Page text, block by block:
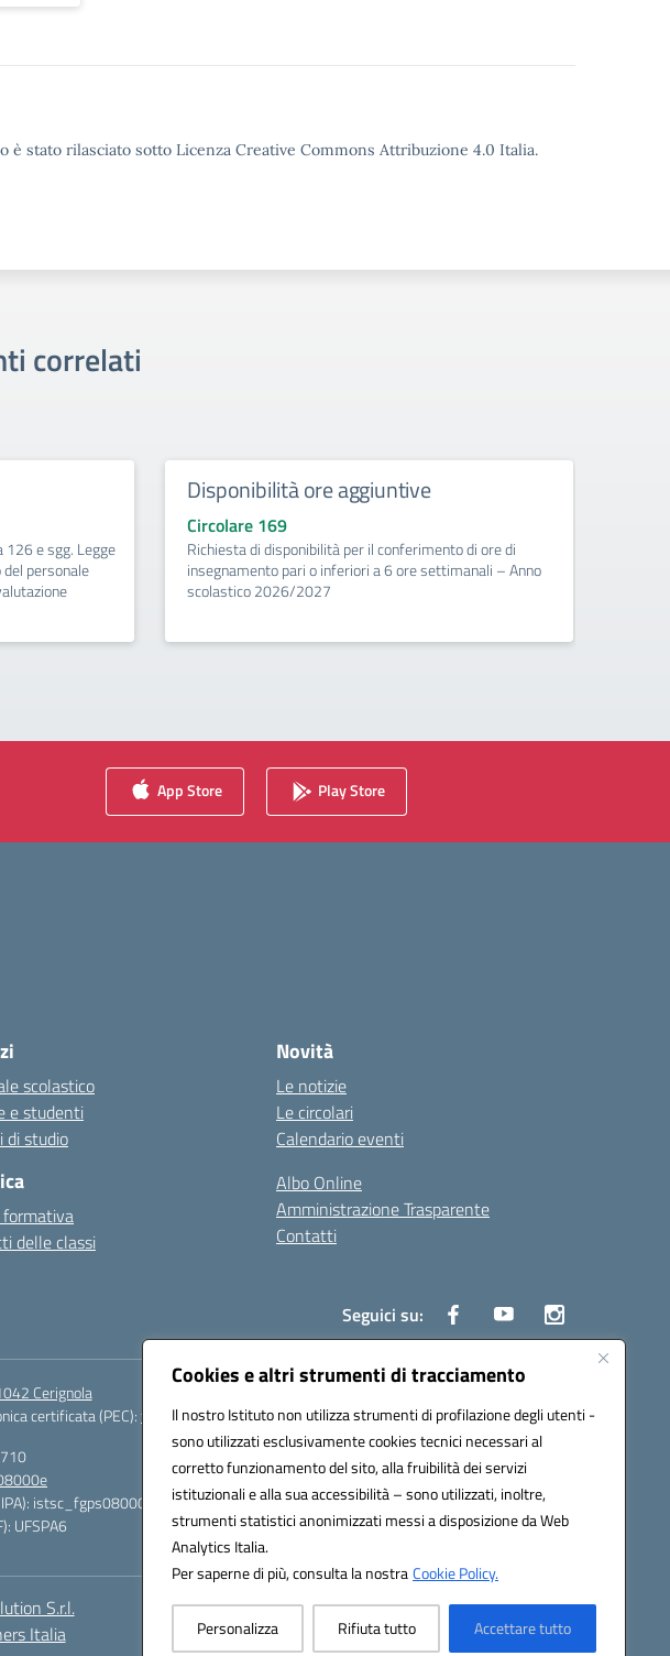
Cookies e altri strumenti di tracciamento
Il nostro Istituto non utilizza strumenti di profilazione degli utenti -
sono utilizzati esclusivamente cookies tecnici necessari al
corretto funzionamento del sito, alla fruibilità dei servizi
istituzionali e alla sua accessibilità – sono utilizzati, inoltre,
strumenti statistici anonimizzati messi a disposizione da Web
Analytics Italia.
Per saperne di più, consulta la nostraCookie Policy.
Personalizza Rifiuta tutto Accettare tutto
è stato rilasciato sotto Licenza Creative Commons Attribuzione 4.0 Italia.
correlati
e sgg. Legge
personale
Disponibilità ore aggiuntive
Circolare 169
Richiesta di disponibilità per il conferimento di ore di
insegnamento pari o inferiori a 6 ore settimanali – Anno
scolastico 2026/2027
App Store Play Store
scolastico
e studenti
di studio
delle classi
Novità
Le notizie
Le circolari
Calendario eventi
Albo Online
Amministrazione Trasparente
Contatti
Seguici su:
Cerignola
certificata (PEC):fgps08000e@pec.istruzione.it
istsc_fgps08000e
UFSPA6
S.r.l.
Italia